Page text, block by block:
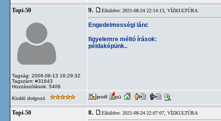
Topi-50
Tagság: 2006-06-13 16:29:32
Tagszám: #31643
Hozzászólások: 5406
9. Elküldve: 2021-08-24 22:14:13, VÍZKULTÚRA
Engedelmességi lánc
figyelemre méltó írások:
példaképünk..
Kiváló dolgozó
Topi-50 8. Elküldve: 2021-08-24 22:07:07, VÍZKULTÚRA